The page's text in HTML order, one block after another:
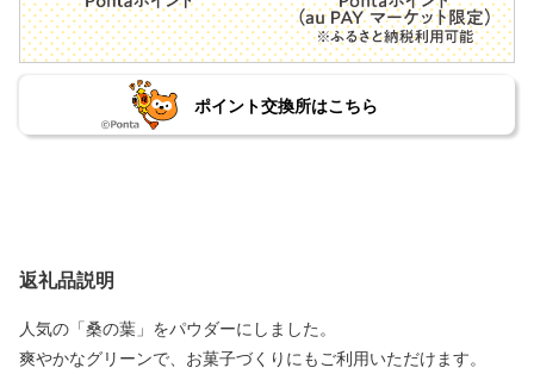
ポイント交換所はこちら
返礼品説明
人気の「桑の葉」をパウダーにしました。
爽やかなグリーンで、お菓子づくりにもご利用いただけます。